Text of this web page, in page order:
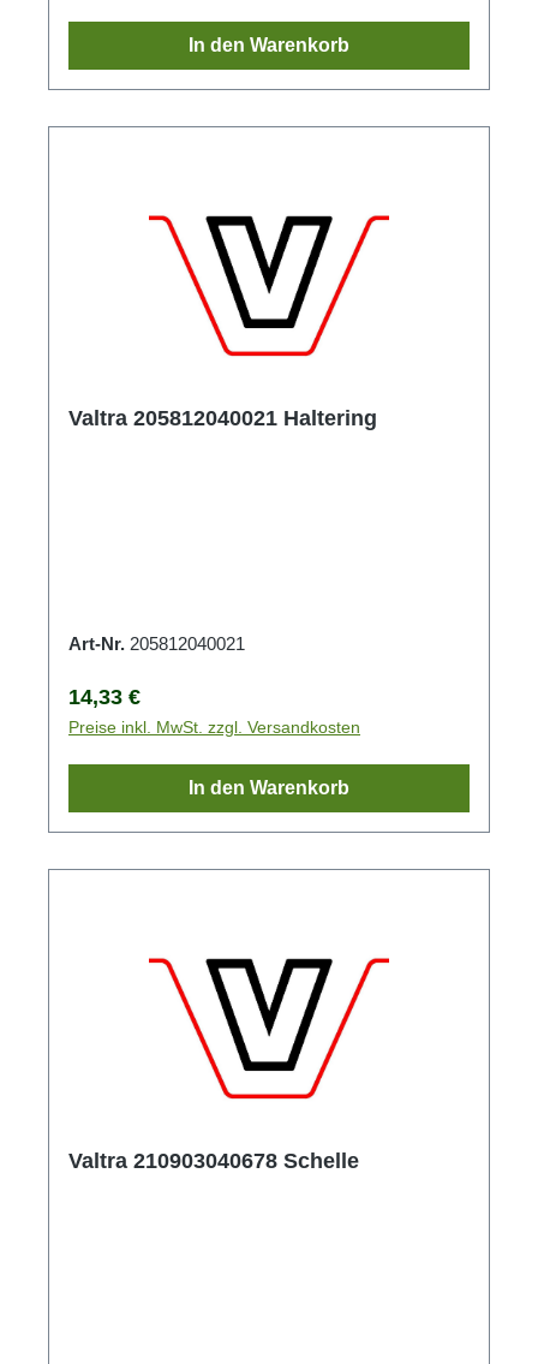
In den Warenkorb
Valtra 205812040021 Haltering
Art-Nr. 205812040021
Regulärer Preis:
14,33 €
Preise inkl. MwSt. zzgl. Versandkosten
In den Warenkorb
Valtra 210903040678 Schelle